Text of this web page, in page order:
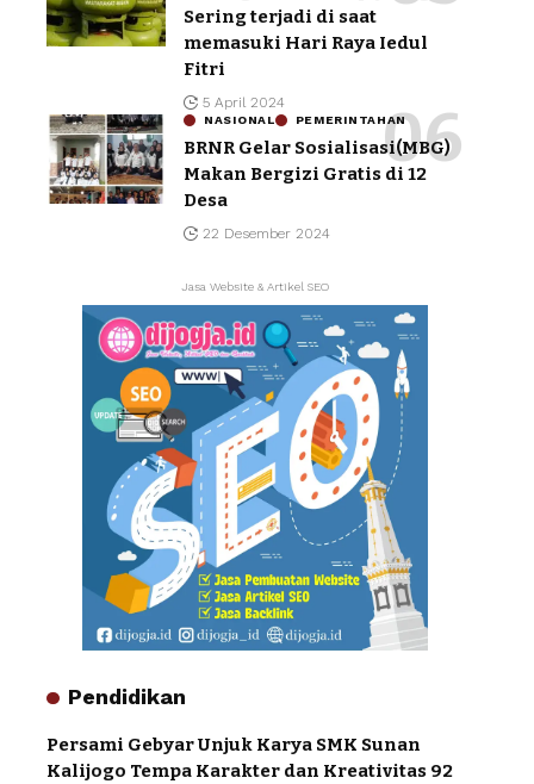
Sering terjadi di saat
memasuki Hari Raya Iedul
Fitri
5 April 2024
NASIONAL PEMERINTAHAN
BRNR Gelar Sosialisasi(MBG)
Makan Bergizi Gratis di 12
Desa
22 Desember 2024
Jasa Website & Artikel SEO
Pendidikan
Persami Gebyar Unjuk Karya SMK Sunan
Kalijogo Tempa Karakter dan Kreativitas 92